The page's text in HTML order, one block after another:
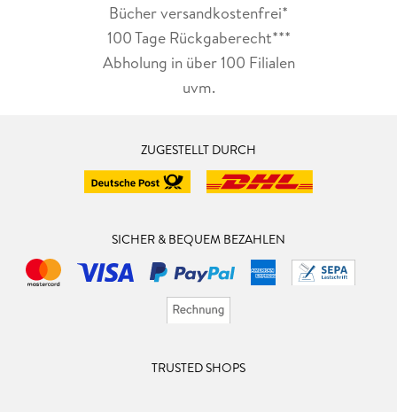
Bücher versandkostenfrei*
100 Tage Rückgaberecht***
Abholung in über 100 Filialen
uvm.
ZUGESTELLT DURCH
SICHER & BEQUEM BEZAHLEN
TRUSTED SHOPS